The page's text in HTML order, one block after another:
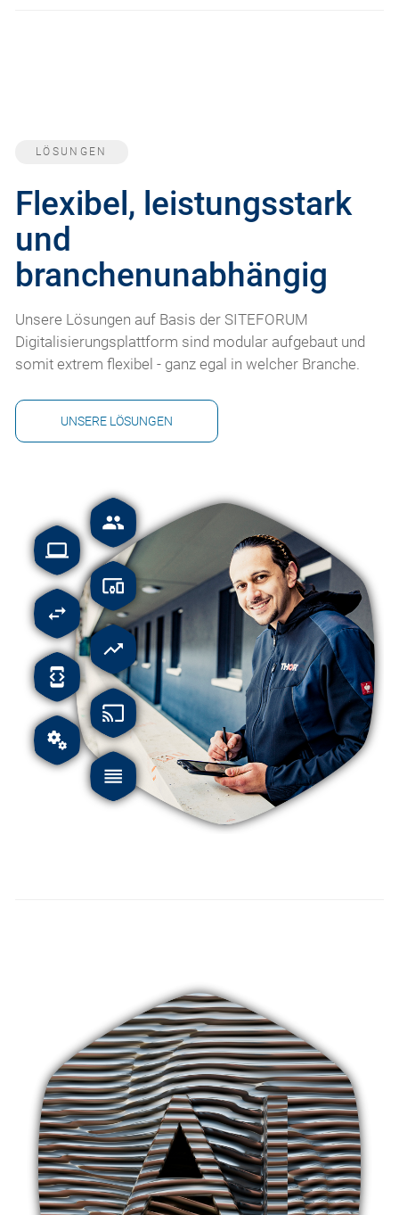
LÖSUNGEN
Flexibel, leistungsstark
und
branchenunabhängig
Unsere Lösungen auf Basis der SITEFORUM
Digitalisierungsplattform sind modular aufgebaut und
somit extrem flexibel - ganz egal in welcher Branche.
UNSERE LÖSUNGEN